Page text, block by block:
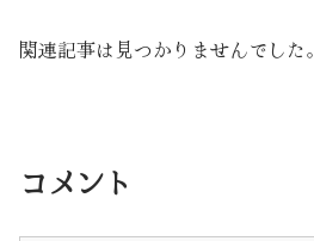
関連記事は見つかりませんでした。
コメント